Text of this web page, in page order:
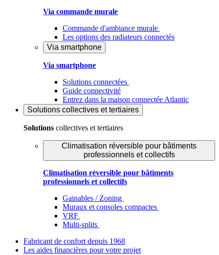
Via commande murale
Commande d'ambiance murale
Les options des radiateurs connectés
Via smartphone
Via smartphone
Solutions connectées
Guide connectivité
Entrez dans la maison connectée Atlantic
Solutions collectives et tertiaires
Solutions collectives et tertiaires
Climatisation réversible pour bâtiments
professionnels et collectifs
Climatisation réversible pour bâtiments
professionnels et collectifs
Gainables / Zoning
Muraux et consoles compactes
VRF
Multi-splits
Fabricant de confort depuis 1968
Les aides financières pour votre projet